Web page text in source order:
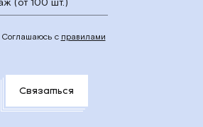
Соглашаюсь с правилами
Связаться